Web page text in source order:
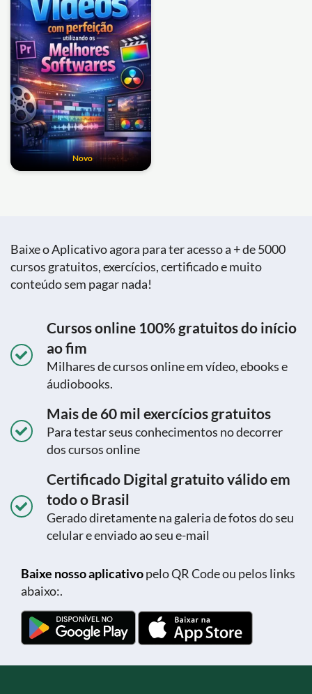
Novo
Baixe o Aplicativo agora para ter acesso a + de 5000
cursos gratuitos, exercícios, certificado e muito
conteúdo sem pagar nada!
Cursos online 100% gratuitos do início
ao fim
Milhares de cursos online em vídeo, ebooks e
áudiobooks.
Mais de 60 mil exercícios gratuitos
Para testar seus conhecimentos no decorrer
dos cursos online
Certificado Digital gratuito válido em
todo o Brasil
Gerado diretamente na galeria de fotos do seu
celular e enviado ao seu e-mail
Baixe nosso aplicativopelo QR Code ou pelos links
abaixo:.